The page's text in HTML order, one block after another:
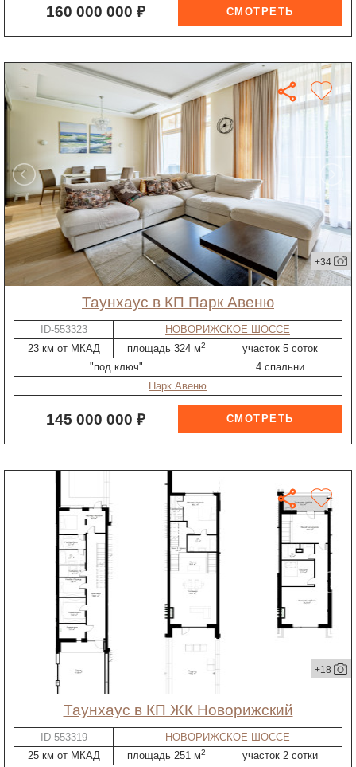
160 000 000 ₽
+34
таунхаус в КП Парк Авеню
ID-553323
НОВОРИЖСКОЕ ШОССЕ
23 км от МКАД
площадь 324 м2
участок 5 соток
"под ключ"
4 спальни
Парк Авеню
145 000 000 ₽
+18
таунхаус в КП ЖК Новорижский
ID-553319
НОВОРИЖСКОЕ ШОССЕ
25 км от МКАД
площадь 251 м2
участок 2 сотки